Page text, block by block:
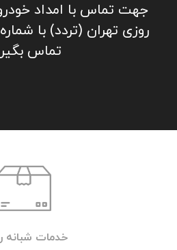
جهت تماس با امداد
تماس
خدمات شبانه